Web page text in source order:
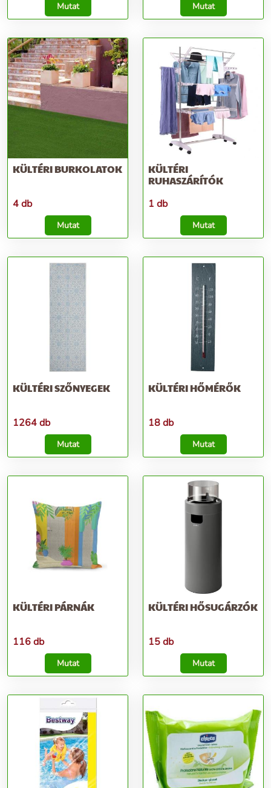
Mutat Mutat
KÜLTÉRI BURKOLATOK
4 db
Mutat
KÜLTÉRI
RUHASZÁRÍTÓK
1 db
Mutat
KÜLTÉRI SZŐNYEGEK
1264 db
Mutat
KÜLTÉRI HŐMÉRŐK
18 db
Mutat
KÜLTÉRI PÁRNÁK
116 db
Mutat
KÜLTÉRI HŐSUGÁRZÓK
15 db
Mutat